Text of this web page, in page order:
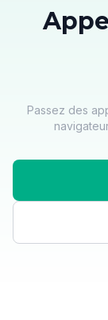
Passez des